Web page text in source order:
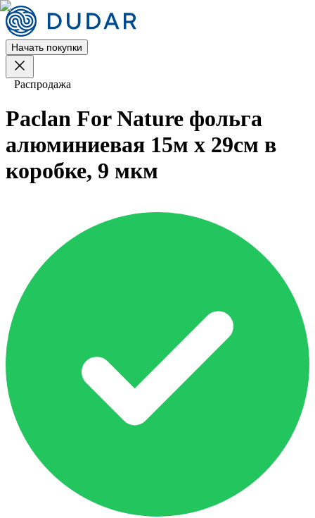
Начать покупки
Распродажа
Paclan For Nature фольга
алюминиевая 15м х 29см в
коробке, 9 мкм